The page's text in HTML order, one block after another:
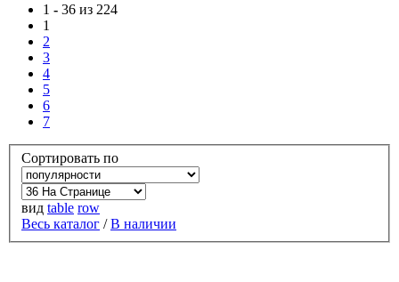
1 - 36 из 224
1
2
3
4
5
6
7
Сортировать по
вид table row
Весь каталог /В наличии